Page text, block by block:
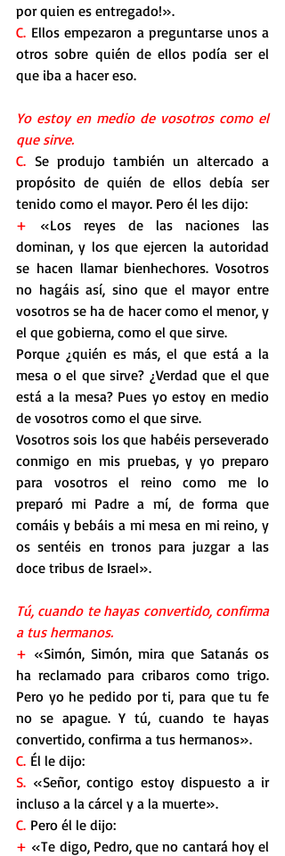
por quien es entregado!».
C. Ellos empezaron a preguntarse unos a
otros sobre quién de ellos podía ser el
que iba a hacer eso.
Yo estoy en medio de vosotros como el
que sirve.
C. Se produjo también un altercado a
propósito de quién de ellos debía ser
tenido como el mayor. Pero él les dijo:
+ «Los reyes de las naciones las
dominan, y los que ejercen la autoridad
se hacen llamar bienhechores. Vosotros
no hagáis así, sino que el mayor entre
vosotros se ha de hacer como el menor, y
el que gobierna, como el que sirve.
Porque ¿quién es más, el que está a la
mesa o el que sirve? ¿Verdad que el que
está a la mesa? Pues yo estoy en medio
de vosotros como el que sirve.
Vosotros sois los que habéis perseverado
conmigo en mis pruebas, y yo preparo
para vosotros el reino como me lo
preparó mi Padre a mí, de forma que
comáis y bebáis a mi mesa en mi reino, y
os sentéis en tronos para juzgar a las
doce tribus de Israel».
Tú, cuando te hayas convertido, confirma
a tus hermanos.
+ «Simón, Simón, mira que Satanás os
ha reclamado para cribaros como trigo.
Pero yo he pedido por ti, para que tu fe
no se apague. Y tú, cuando te hayas
convertido, confirma a tus hermanos».
C. Él le dijo:
S. «Señor, contigo estoy dispuesto a ir
incluso a la cárcel y a la muerte».
C. Pero él le dijo:
+ «Te digo, Pedro, que no cantará hoy el